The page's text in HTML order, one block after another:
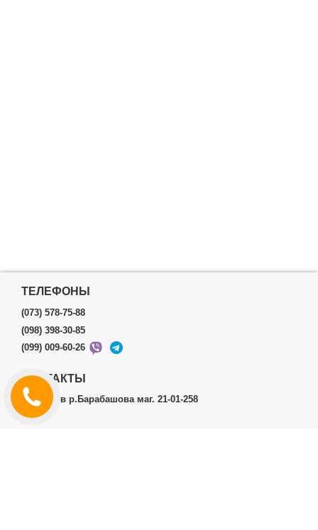
ТЕЛЕФОНЫ
(073) 578-75-88
(098) 398-30-85
(099) 009-60-26
КОНТАКТЫ
г.Харьков р.Барабашова маг. 21-01-258